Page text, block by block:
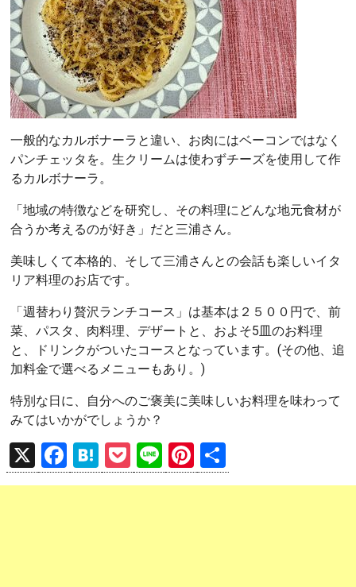
一般的なカルボナーラと違い、お肉にはベーコンではなく
パンチェッタを。生クリームは使わずチーズを使用して作
るカルボナーラ。
「地域の特徴などを研究し、その料理にどんな地元食材が
合うか考えるのが好き」だと三浦さん。
美味しくて本格的、そして三浦さんとの会話も楽しいイタ
リア料理のお店です。
「週替わり贅沢ランチコース」は基本は２５００円で、前
菜、パスタ、肉料理、デザートと、およそ5皿のお料理
と、ドリンクがついたコースとなっています。(その他、追
加料金で選べるメニューもあり。)
特別な日に、自分へのご褒美に美味しいお料理を味わって
みてはいかがでしょうか？
X
F
a
H
at
P
o
Li
n
Pi
nt 有